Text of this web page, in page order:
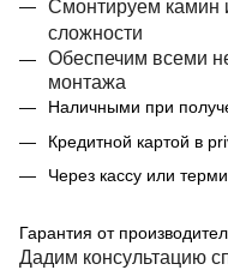
Смонтируем камин
сложности
Обеспечим всеми
монтажа
Наличными при
Кредитной картой в
Через кассу или
Гарантия от
Дадим консультацию